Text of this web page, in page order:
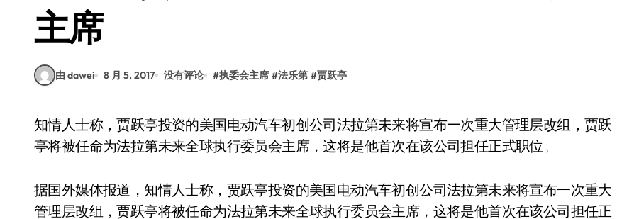
主席
由 dawei 8 月 5, 2017 没有评论 #执委会主席 #法乐第 #贾跃亭
知情人士称，贾跃亭投资的美国电动汽车初创公司法拉第未来将宣布一次重大管理层改组，贾跃
亭将被任命为法拉第未来全球执行委员会主席，这将是他首次在该公司担任正式职位。
据国外媒体报道，知情人士称，贾跃亭投资的美国电动汽车初创公司法拉第未来将宣布一次重大
管理层改组，贾跃亭将被任命为法拉第未来全球执行委员会主席，这将是他首次在该公司担任正